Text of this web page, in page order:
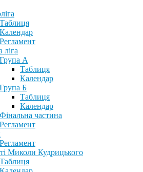
Таблиця
Календар
Регламент
Група А
Таблиця
Календар
Група Б
Таблиця
Календар
Фінальна частина
Регламент
Регламент
Миколи Кудрицького
Таблиця